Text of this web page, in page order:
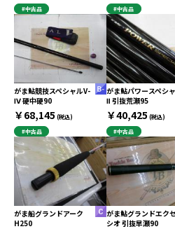
#中古品
#中古品
がま鮎競技スペシャルV-
Ⅳ 硬中硬90
￥68,145 (税込)
#中古品
がま鮎パワースペシ
Ⅱ 引抜荒瀬95
￥40,425 (税込)
#中古品
がま船グランドアーク
H250
がま鮎グランドエク
シオ 引抜早瀬90